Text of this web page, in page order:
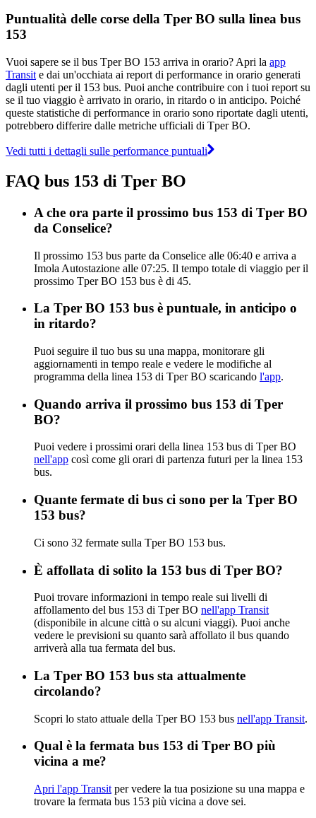
Puntualità delle corse della Tper BO sulla linea bus
153
Vuoi sapere se il bus Tper BO 153 arriva in orario? Apri la app
Transit e dai un'occhiata ai report di performance in orario generati
dagli utenti per il 153 bus. Puoi anche contribuire con i tuoi report su
se il tuo viaggio è arrivato in orario, in ritardo o in anticipo. Poiché
queste statistiche di performance in orario sono riportate dagli utenti,
potrebbero differire dalle metriche ufficiali di Tper BO.
Vedi tutti i dettagli sulle performance puntuali
FAQ bus 153 di Tper BO
A che ora parte il prossimo bus 153 di Tper BO
da Conselice?
Il prossimo 153 bus parte da Conselice alle 06:40 e arriva a
Imola Autostazione alle 07:25. Il tempo totale di viaggio per il
prossimo Tper BO 153 bus è di 45.
La Tper BO 153 bus è puntuale, in anticipo o
in ritardo?
Puoi seguire il tuo bus su una mappa, monitorare gli
aggiornamenti in tempo reale e vedere le modifiche al
programma della linea 153 di Tper BO scaricando l'app.
Quando arriva il prossimo bus 153 di Tper
BO?
Puoi vedere i prossimi orari della linea 153 bus di Tper BO
nell'app così come gli orari di partenza futuri per la linea 153
bus.
Quante fermate di bus ci sono per la Tper BO
153 bus?
Ci sono 32 fermate sulla Tper BO 153 bus.
È affollata di solito la 153 bus di Tper BO?
Puoi trovare informazioni in tempo reale sui livelli di
affollamento del bus 153 di Tper BO nell'app Transit
(disponibile in alcune città o su alcuni viaggi). Puoi anche
vedere le previsioni su quanto sarà affollato il bus quando
arriverà alla tua fermata del bus.
La Tper BO 153 bus sta attualmente
circolando?
Scopri lo stato attuale della Tper BO 153 bus nell'app Transit.
Qual è la fermata bus 153 di Tper BO più
vicina a me?
Apri l'app Transit per vedere la tua posizione su una mappa e
trovare la fermata bus 153 più vicina a dove sei.